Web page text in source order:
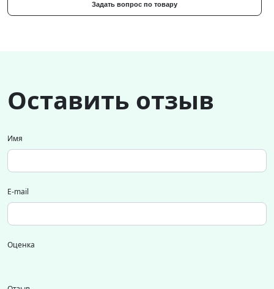
Задать вопрос по товару
Оставить отзыв
Имя
E-mail
Оценка